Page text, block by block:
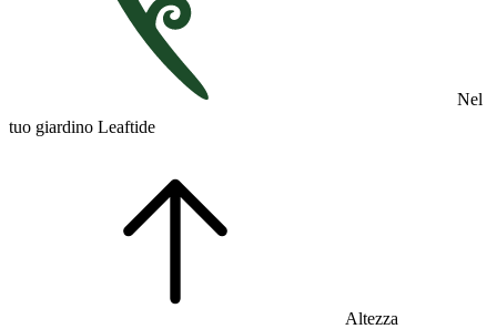
Nel
tuo giardino Leaftide
Altezza